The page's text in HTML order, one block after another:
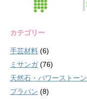
カテゴリー
手芸材料 (6)
ミサンガ(76)
天然石・パワーストーン
プラバン (8)